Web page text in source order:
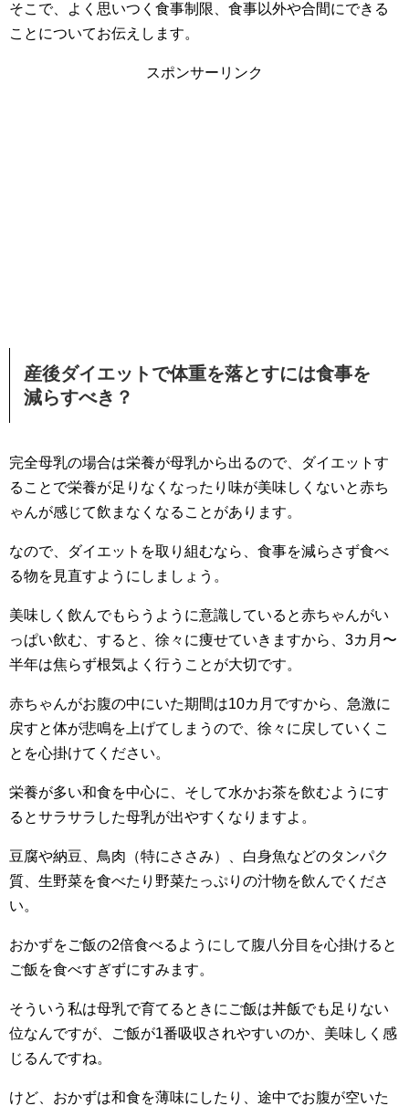
そこで、よく思いつく食事制限、食事以外や合間にできる
ことについてお伝えします。
スポンサーリンク
産後ダイエットで体重を落とすには食事を
減らすべき？
完全母乳の場合は栄養が母乳から出るので、ダイエットす
ることで栄養が足りなくなったり味が美味しくないと赤ち
ゃんが感じて飲まなくなることがあります。
なので、ダイエットを取り組むなら、食事を減らさず食べ
る物を見直すようにしましょう。
美味しく飲んでもらうように意識していると赤ちゃんがい
っぱい飲む、すると、徐々に痩せていきますから、3カ月〜
半年は焦らず根気よく行うことが大切です。
赤ちゃんがお腹の中にいた期間は10カ月ですから、急激に
戻すと体が悲鳴を上げてしまうので、徐々に戻していくこ
とを心掛けてください。
栄養が多い和食を中心に、そして水かお茶を飲むようにす
るとサラサラした母乳が出やすくなりますよ。
豆腐や納豆、鳥肉（特にささみ）、白身魚などのタンパク
質、生野菜を食べたり野菜たっぷりの汁物を飲んでくださ
い。
おかずをご飯の2倍食べるようにして腹八分目を心掛けると
ご飯を食べすぎずにすみます。
そういう私は母乳で育てるときにご飯は丼飯でも足りない
位なんですが、ご飯が1番吸収されやすいのか、美味しく感
じるんですね。
けど、おかずは和食を薄味にしたり、途中でお腹が空いた